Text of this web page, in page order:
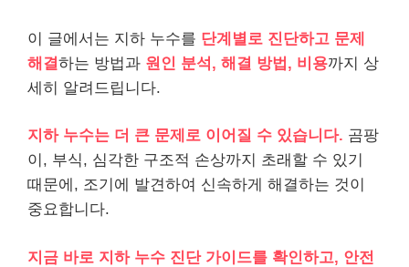
이 글에서는 지하 누수를 단계별로 진단하고 문제
해결 하는 방법과 원인 분석, 해결 방법, 비용까지 상
세히 알려드립니다.
지하 누수는 더 큰 문제로 이어질 수 있습니다. 곰팡
이, 부식, 심각한 구조적 손상까지 초래할 수 있기
때문에, 조기에 발견하여 신속하게 해결하는 것이
중요합니다.
지금 바로 지하 누수 진단 가이드를 확인하고, 안전